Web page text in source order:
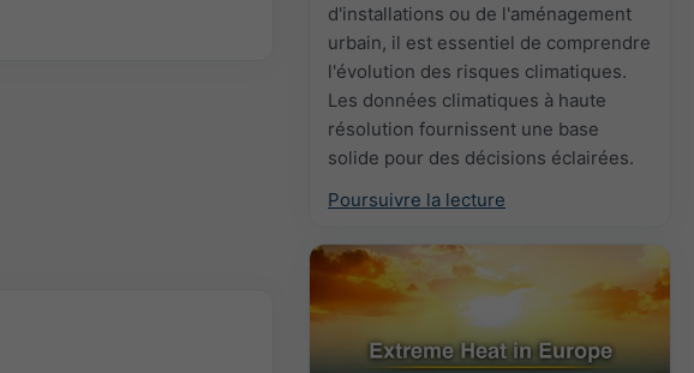
d'installations ou de l'aménagement
urbain, il est essentiel de comprendre
l'évolution des risques climatiques.
Les données climatiques à haute
résolution fournissent une base
solide pour des décisions éclairées.
Poursuivre la lecture